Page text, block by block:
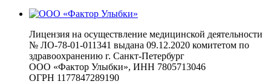
Лицензия на осуществление медицинской деятельности
№ ЛО-78-01-011341 выдана 09.12.2020 комитетом по
здравоохранению г. Санкт-Петербург
ООО «Фактор Улыбки», ИНН 7805713046
ОГРН 1177847289190